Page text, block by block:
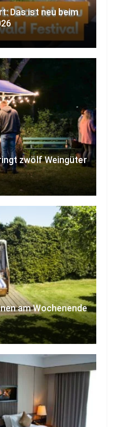
Das ist neu beim
zwölf Weingüter
am Wochenende